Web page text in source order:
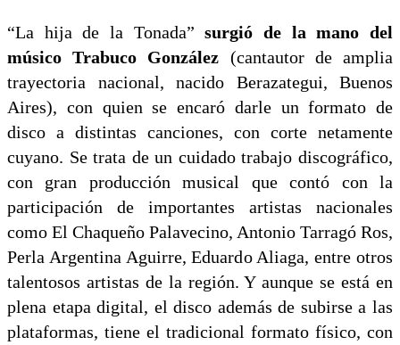
“La hija de la Tonada”surgió de la mano del
músico Trabuco González (cantautor de amplia
trayectoria nacional, nacido Berazategui, Buenos
Aires), con quien se encaró darle un formato de
disco a distintas canciones, con corte netamente
cuyano. Se trata de un cuidado trabajo discográfico,
con gran producción musical que contó con la
participación de importantes artistas nacionales
como El Chaqueño Palavecino, Antonio Tarragó Ros,
Perla Argentina Aguirre, Eduardo Aliaga, entre otros
talentosos artistas de la región. Y aunque se está en
plena etapa digital, el disco además de subirse a las
plataformas, tiene el tradicional formato físico, con